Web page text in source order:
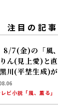
注目の記事
8/7(金)の「風
ん(見上愛)と
川(平埜生成)
ビ小説「風、薫る」